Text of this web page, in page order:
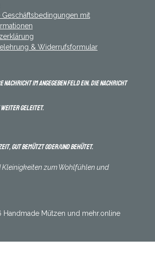
mit
& Widerrufsformular
Nachricht im angegeben Feld ein. Die Nachricht
weiter geleitet.
gut bemützt oder/und behütet.
Kleinigkeiten zum Wohlfühlen und
Mützen und mehr.online